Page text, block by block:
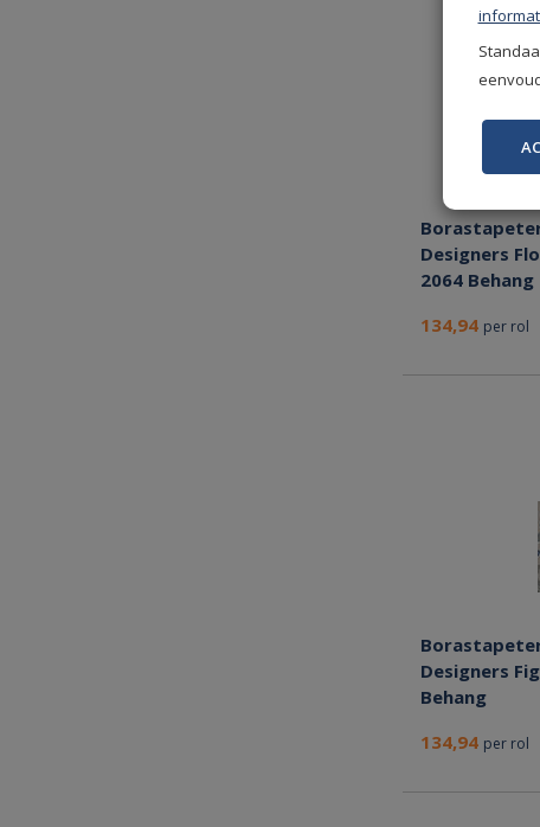
Designers
2064 Behang
134,94 per rol
Designers
Behang
134,94 per rol